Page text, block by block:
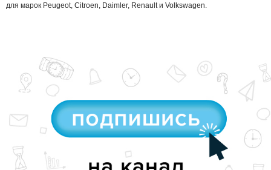
для марок Peugeot, Citroen, Daimler, Renault и Volkswagen.